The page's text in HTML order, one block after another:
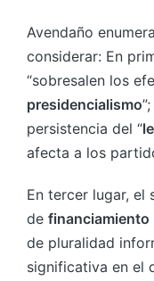
Avendaño
considerar: En
“sobresalen los
presidencialismo
persistencia del “
afecta a los
En tercer lugar, el
de financiamiento
de pluralidad
significativa en el